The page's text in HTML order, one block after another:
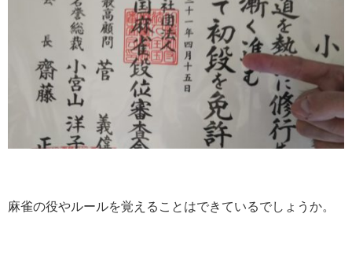
麻雀の役やルールを覚えることはできているでしょうか。